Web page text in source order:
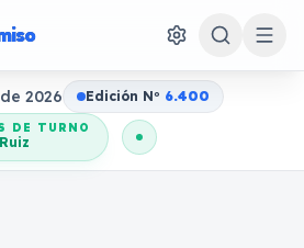
2026 Edición No 6.400
DE TURNO